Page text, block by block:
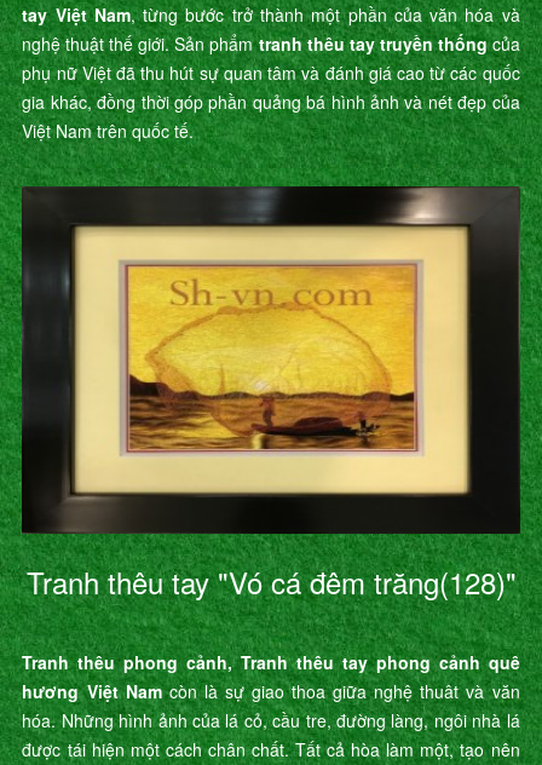
tay Việt Nam, từng bước trở thành một phần của văn hóa và
nghệ thuật thế giới. Sản phẩmtranh thêu tay truyền thốngcủa
phụ nữ Việt đã thu hút sự quan tâm và đánh giá cao từ các quốc
gia khác, đồng thời góp phần quảng bá hình ảnh và nét đẹp của
Việt Nam trên quốc tế.
Tranh thêu tay "Vó cá đêm trăng(128)"
Tranh thêu phong cảnh, Tranh thêu tay phong cảnh quê
hương Việt Namcòn là sự giao thoa giữa nghệ thuât và văn
hóa. Những hình ảnh của lá cỏ, cầu tre, đường làng, ngôi nhà lá
được tái hiện một cách chân chất. Tất cả hòa làm một, tạo nên